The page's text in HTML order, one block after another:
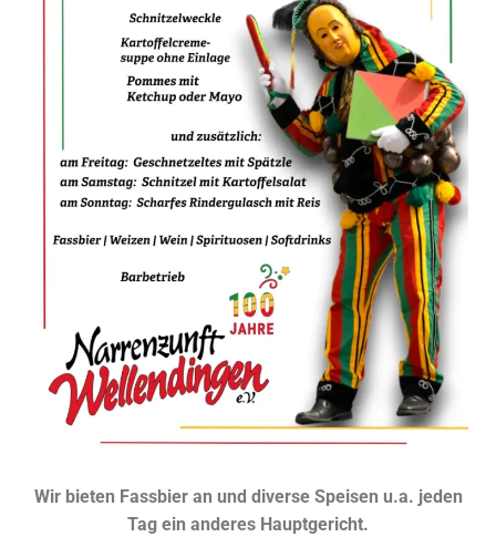
Wir bieten Fassbier an und diverse Speisen u.a. jeden
Tag ein anderes Hauptgericht.